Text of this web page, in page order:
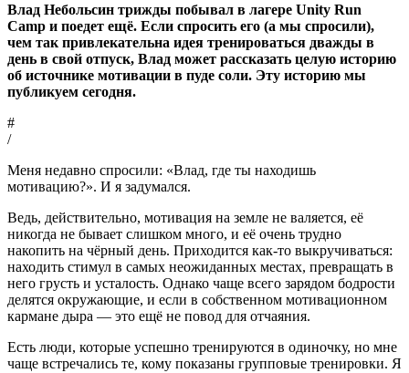
Влад Небольсин трижды побывал в лагере Unity Run
Camp и поедет ещё. Если спросить его (а мы спросили),
чем так привлекательна идея тренироваться дважды в
день в свой отпуск, Влад может рассказать целую историю
об источнике мотивации в пуде соли. Эту историю мы
публикуем сегодня.
#
/
Меня недавно спросили: «Влад, где ты находишь
мотивацию?». И я задумался.
Ведь, действительно, мотивация на земле не валяется, её
никогда не бывает слишком много, и её очень трудно
накопить на чёрный день. Приходится как-то выкручиваться:
находить стимул в самых неожиданных местах, превращать в
него грусть и усталость. Однако чаще всего зарядом бодрости
делятся окружающие, и если в собственном мотивационном
кармане дыра — это ещё не повод для отчаяния.
Есть люди, которые успешно тренируются в одиночку, но мне
чаще встречались те, кому показаны групповые тренировки. Я